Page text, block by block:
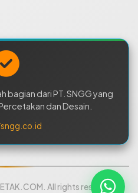
bagian dari PT. SNGG yang
dan Desain.
All rights reserved.